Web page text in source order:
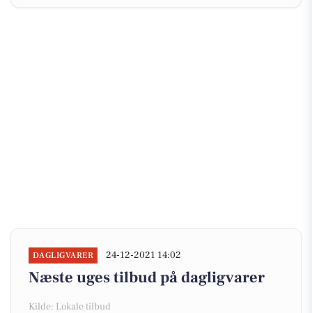
DAGLIGVARER 24-12-2021 14:02
Næste uges tilbud på dagligvarer
Kilde: Lokale tilbud